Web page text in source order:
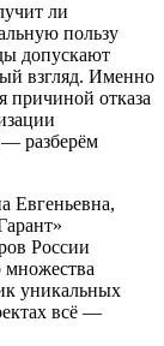
ли
пользу
допускают
взгляд. Именно
причиной отказа
разберём
Евгеньевна,
России
множества
уникальных
всё —